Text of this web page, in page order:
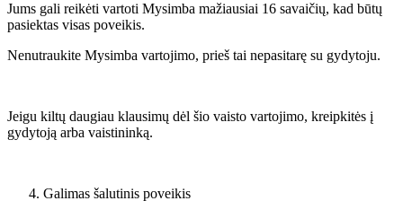
Jums gali reikėti vartoti Mysimba mažiausiai 16 savaičių, kad būtų
pasiektas visas poveikis.
Nenutraukite Mysimba vartojimo, prieš tai nepasitarę su gydytoju.
Jeigu kiltų daugiau klausimų dėl šio vaisto vartojimo, kreipkitės į
gydytoją arba vaistininką.
Galimas šalutinis poveikis